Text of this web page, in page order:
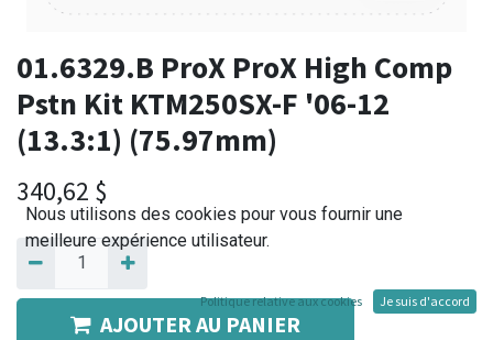
01.6329.B ProX ProX High Comp
Pstn Kit KTM250SX-F '06-12
(13.3:1) (75.97mm)
340,62 $
AJOUTER AU PANIER
Nous utilisons des cookies pour vous fournir une
meilleure expérience utilisateur.
Politique relative aux cookies Je suis d'accord